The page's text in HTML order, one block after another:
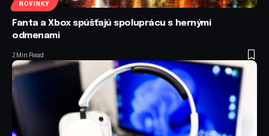
NOVINKY
Fanta a Xbox spúšťajú spoluprácu s hernými
odmenami
2 Min Read